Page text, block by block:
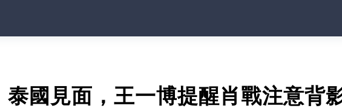
泰國見面，王一博提醒肖戰注意背